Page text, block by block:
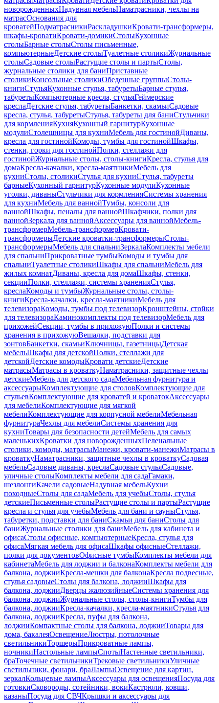
новорожденныхНадувная мебельНаматрасники, чехлы на
матрасОснования для
кроватейПодматрасникиРаскладушкиКровати-трансформеры,
шкафы-кроватиКровати-домикиСтолыКухонные
столыБарные столыСтолы письменные,
компьютерныеДетские столыТуалетные столикиЖурнальные
столыСадовые столыРастущие столы и партыСтолы,
журнальные столики для баниПриставные
столикиКонсольные столикиОбеденные группыСтолы-
книгиСтульяКухонные стулья, табуретыБарные стулья,
табуретыКомпьютерные кресла, стульяГеймерские
креслаДетские стулья, табуретыБанкетки, скамьиСадовые
кресла, стулья, табуретыСтулья, табуреты для баниСтульчики
для кормленияКухняКухонный гарнитурКухонные
модулиСтолешницы для кухниМебель для гостинойДиваны,
кресла для гостинойКомоды, тумбы для гостинойШкафы,
стенки, горки для гостинойПолки, стеллажи для
гостинойЖурнальные столы, столы-книгиКресла, стулья для
домаКресла-качалки, кресла-маятникиМебель для
кухниСтолы, столикиСтулья для кухниСтулья, табуреты
барныеКухонный гарнитурКухонные модулиКухонные
уголки, диваныСтульчики для кормленияСистемы хранения
для кухниМебель для ваннойТумбы, консоли для
ваннойШкафы, пеналы для ваннойШкафчики, полки для
ваннойЗеркала для ваннойАксессуары для ваннойМебель-
трансформерМебель-трансформерКровати-
трансформерыДетские кроватки-трансформерыСтолы-
трансформерыМебель для спальниЗеркалаКомплекты мебели
для спальниПрикроватные тумбыКомоды и тумбы для
спальниТуалетные столикиШкафы для спальниМебель для
жилых комнатДиваны, кресла для домаШкафы, стенки,
секцииПолки, стеллажи, системы храненияСтулья,
креслаКомоды и тумбыЖурнальные столы, столы-
книгиКресла-качалки, кресла-маятникиМебель для
телевизораКомоды, тумбы под телевизорКронштейны, стойки
для телевизораКаминокомплекты под телевизорМебель для
прихожейСекции, тумбы в прихожуюПолки и системы
хранения в прихожуюВешалки, подставки для
зонтовБанкетки, скамьиКлючницы, газетницыДетская
мебельШкафы для детскойПолки, стеллажи для
детскойДетские комодыКровати детскиеДетские
матрасыМатрасы в кроваткуНаматрасники, защитные чехлы
детскиеМебель для детского садаМебельная фурнитура и
аксессуарыКомплектующие для столовКомплектующие для
стульевКомплектующие для кроватей и кроватокАксессуары
для мебелиКомплектующие для мягкой
мебелиКомплектующие для корпусной мебелиМебельная
фурнитураЧехлы для мебелиСистемы хранения для
кухниТовары для безопасности детейМебель для самых
маленькихКроватки для новорожденныхПеленальные
столики, комоды, матрасыМанежи, кровати-манежиМатрасы в
кроваткуНаматрасники, защитные чехлы в кроваткуСадовая
мебельСадовые диваны, креслаСадовые стульяСадовые,
уличные столыКомплекты мебели для садаГамаки,
шезлонгиКачели садовыеНадувная мебельКухни
походныеСтолы для садаМебель для учебыСтолы, стулья
детскиеПисьменные столыРастущие столы и партыРастущие
кресла и стулья для учебыМебель для бани и сауныСтулья,
табуретки, подставки для баниСкамьи для баниСтолы для
баниЖурнальные столики для баниМебель для кабинета и
офисаСтолы офисные, компьютерныеКресла, стулья для
офисаМягкая мебель для офисаШкафы офисныеСтеллажи,
полки для документовОфисные тумбыКомплекты мебели для
кабинетаМебель для лоджии и балконаКомплекты мебели для
балкона, лоджииКресла-мешки для балконаКресла подвесные,
стулья садовыеСтолы для балкона, лоджииШкафы для
балкона, лоджииДверцы жалюзийныеСистемы хранения для
балкона, лоджииЖурнальные столы, столы-книгиТумбы для
балкона, лоджииКресла-качалки, кресла-маятникиСтулья для
балкона, лоджииКресла, пуфы для балкона,
лоджииКомпактные столы для балкона, лоджииТовары для
дома, бакалеяОсвещениеЛюстры, потолочные
светильникиТоршерыПрикроватные лампы,
ночникиНастольные лампыСпотыНастенные светильники,
браТочечные светильникиТрековые светильникиУличные
светильники, фонари, браЛампыОсвещение для картин,
зеркалКольцевые лампыАксессуары для освещенияПосуда для
готовкиСковороды, сотейники, вокиКастрюли, ковши,
казаныПосуда для СВЧКрышки и аксессуары для